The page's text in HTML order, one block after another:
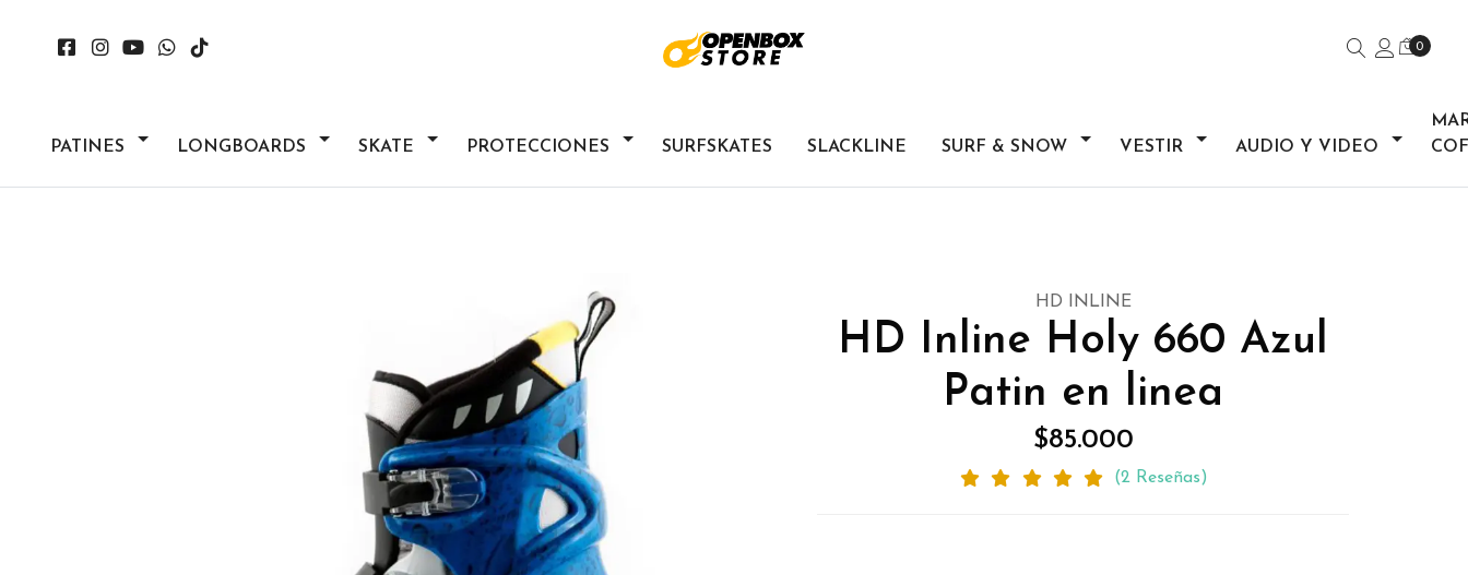
0
PATINES LONGBOARDS SKATE PROTECCIONES SURFSKATES SLACKLINE SURF & SNOW VESTIR AUDIO Y VIDEO
HD INLINE
HD Inline Holy 660 Azul
Patin en linea
$85.000
(2 Reseñas)